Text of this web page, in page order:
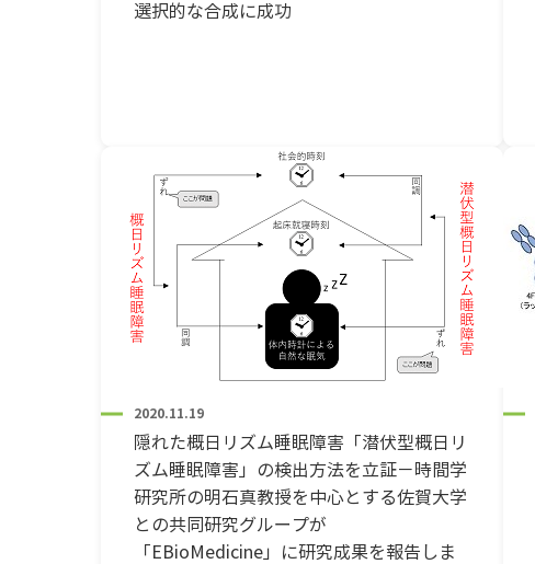
選択的な合成に成功
2020.11.19
隠れた概日リズム睡眠障害「潜伏型概日リ
ズム睡眠障害」の検出方法を立証－時間学
研究所の明石真教授を中心とする佐賀大学
との共同研究グループが
「EBioMedicine」に研究成果を報告しま